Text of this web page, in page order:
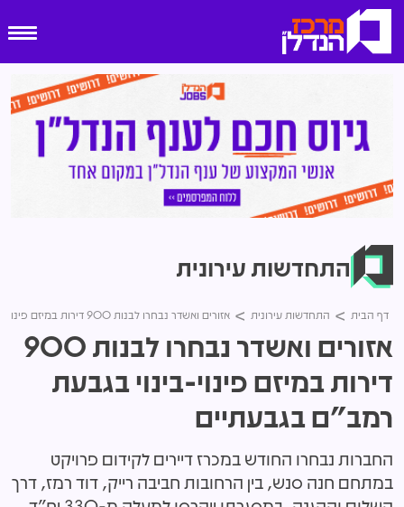
התחדשות עירונית
דף הבית התחדשות עירונית אזורים ואשדר נבחרו לבנות 900 דירות במיזם פינוי-בינוי בגבעת רמב"ם בגבעתיים
אזורים ואשדר נבחרו לבנות 900
דירות במיזם פינוי-בינוי בגבעת
רמב"ם בגבעתיים
החברות נבחרו החודש במכרז דיירים לקידום פרויקט
במתחם חנה סנש, בין הרחובות חביבה רייק, דוד רמז, דרך